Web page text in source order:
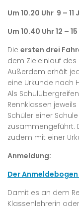
Um 10.20 Uhr 9 –
Um 10.40 Uhr 12 –
Die ersten drei
dem Zieleinlauf
Außerdem erhält
eine Urkunde nach
Als
Rennklassen
Schüler einer
zusammengeführt.
zudem mit einer
Anmeldung:
DerAnmeldebogen
Damit es an dem
Klassenlehrerin